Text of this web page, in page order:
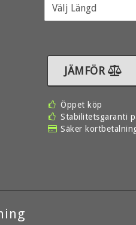
JÄMFÖR
Öppet köp
Stabilitetsgaranti
Säker